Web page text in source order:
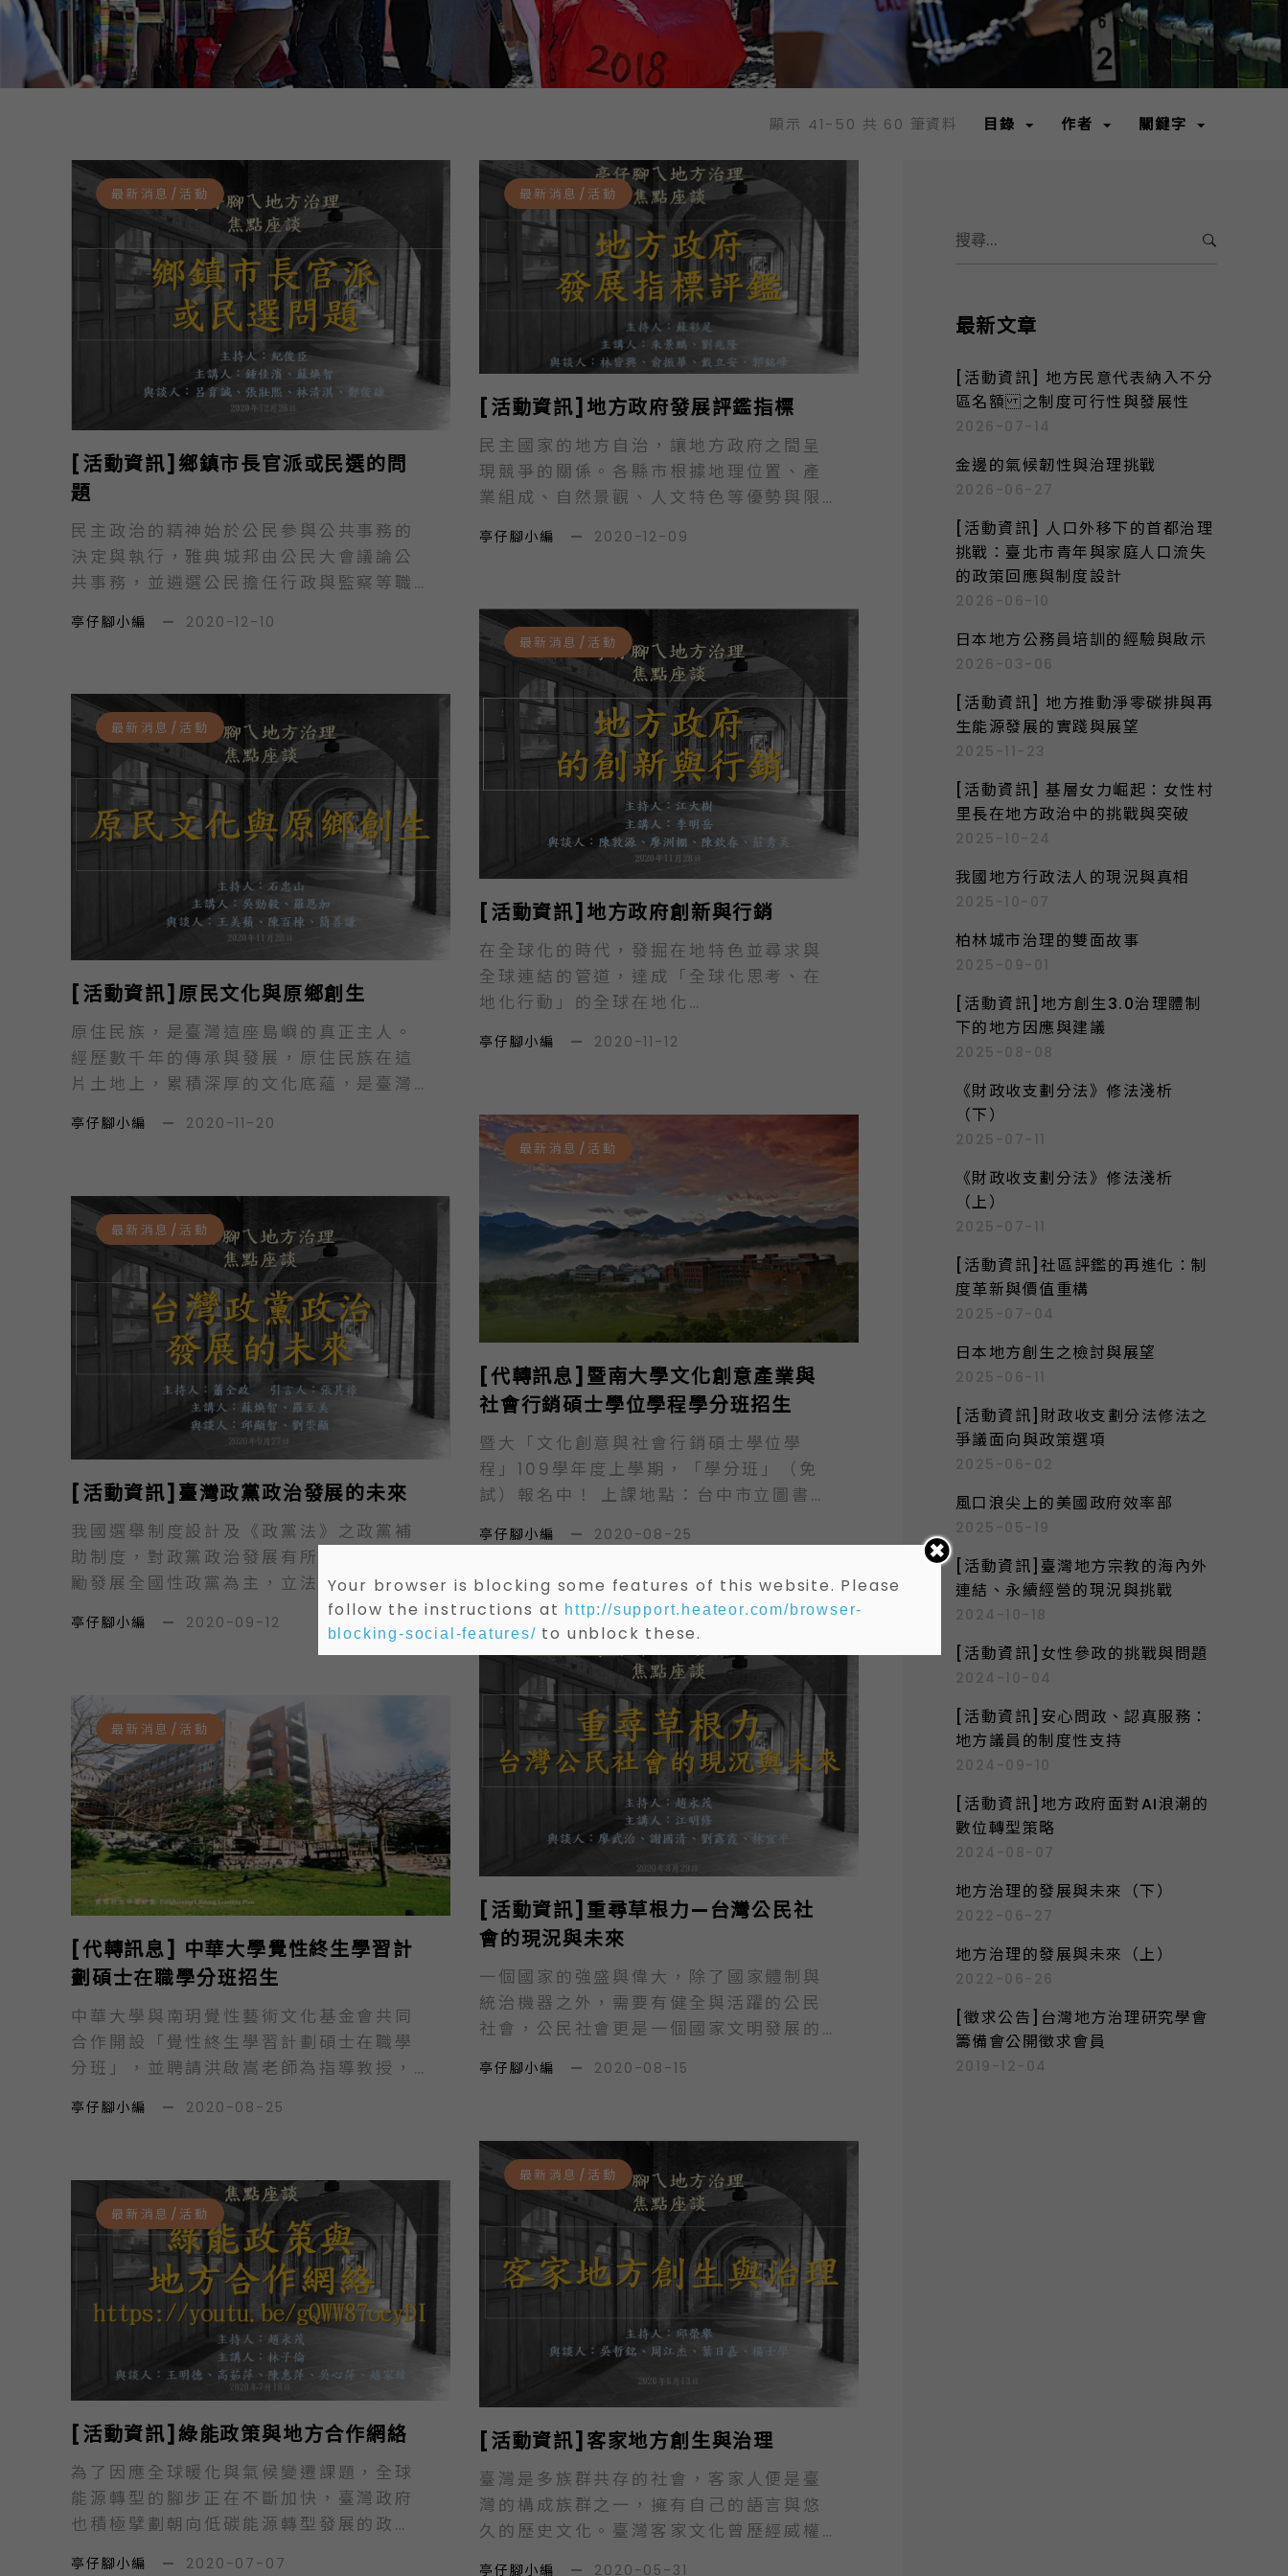
顯示 41-50 共 60 筆資料 目錄 作者 關鍵字
最新消息/活動
[活動資訊]鄉鎮市長官派或民選的問
題
民主政治的精神始於公民參與公共事務的
決定與執行，雅典城邦由公民大會議論公
共事務，並遴選公民擔任行政與監察等職
格蘭地區市鎮議會，公民參與議會討論，
務。誠如美國行政學者威爾遜
（Woodrow…
亭仔腳小編 — 2020-12-10
最新消息/活動
[活動資訊]地方政府發展評鑑指標
民主國家的地方自治，讓地方政府之間呈
現競爭的關係。各縣市根據地理位置、產
業組成、自然景觀、人文特色等優勢與限
公民共同參與及領航引導下，期望為各縣
指標，以檢視各地方政府的治理成效。 近
年，有許多媒體及研究機構定期提出地方
政府的評鑑與排名，成為各縣市政府的重
要大事。雖然，知名評比都是由民間機構
所製作及發佈，並不具備官方規範性的價
值判斷，但是指標與排名涉及科學原理與
實務現況，且影響地方未來發展至鉅，實
有必要對相關評比進行整體的審視與探
統計專家、地方政府官員、民間相關評鑑
發布者一同座談，以審視相關指標的內
容、信度、效度與關聯性，並介紹國外的
評比經驗，以及聽取地方政府官員的看
法，期能提出兼具在地關懷與國際視野的
評比指標，以供政府或相關機構參考。…
亭仔腳小編 — 2020-12-09
最新消息/活動
[活動資訊]原民文化與原鄉創生
原住民族，是臺灣這座島嶼的真正主人。
經歷數千年的傳承與發展，原住民族在這
片土地上，累積深厚的文化底蘊，是臺灣
「原住民族基本法」，行政院依該法核定
的傳統居住地區，並具有原住民族歷史淵
源及文化特色。依據行政院原住民族委員
會的統計，迄2020年9月30日，我國原
住民人口數約為57.5萬，佔全台總人口數
之2.4%，其比例雖然不高，但在各行各業
均有卓越表現，在音樂與體育領域尤其出
創生，希望為地方創造生意、生命與生
機，期望藉由尋找地方DNA、凝聚共識，
以達到人口成長、青年返鄉、發展地方特
不僅助於原鄉的發展，更是使世人能更深
入認識臺灣原民文化內涵的契機。
11/28(六)下午1點半，我們邀請到東華大
學公共行政學系教授石忠山教授主持，花
蓮縣政府文化局吳勁毅局長及政治大學民
族學羅恩加博士前來主講，也邀請到原住
民族委員會王美蘋主任秘書、誠美社會企
一同與談。 時間：2020年11月28日
（六）下午1:30至3:30（1:00開始報到）
地點：臺灣大學社會科學院4樓401教室
主持人：石忠山…
亭仔腳小編 — 2020-11-20
最新消息/活動
[活動資訊]地方政府創新與行銷
在全球化的時代，發掘在地特色並尋求與
全球連結的管道，達成「全球化思考、在
地化行動」的全球在地化
須思考的生存要務之一。地方政府面對各
的資源有限，必須鼓勵地方政府發揮創意
及提出創新作為，各縣市政府也要藉由提
出新的理念、途徑與工具，連結不同部門
一起集思廣益並協力解決棘手問題，進而
創造「產-官-學-研」的連結網絡，作為
地方產業、社會與政策創新的動能。此
外，地方之間的競爭關係已成為常態，地
方政府必須對外宣傳在地政策成果與特
色，也必須與人民進行政策的溝通與行
銷，藉以增加政策的說服力與人民向心
力。 11/28(六)上午10點，我們邀請到暨
南國際大學公共行政學系江大樹副校長主
持，雲林縣政府計畫處李明岳處長前來分
享政府創新及行銷課題，並邀請到政治大
學公共行政學系陳敦源教授、空中大學公
事務學系陳欽春助理教授、桃園市政府文
請學者專家介紹相關學理與外國經驗，並
且由地方官員分享實際案例，以深入探討
時間：2020年11月28日（六）10時至12
時00分（9:30開始報到）地點：臺灣大
學社會科學院4樓401教室主持人：江大
樹…
亭仔腳小編 — 2020-11-12
最新消息/活動
[活動資訊]臺灣政黨政治發展的未來
我國選舉制度設計及《政黨法》之政黨補
助制度，對政黨政治發展有所影響，以鼓
勵發展全國性政黨為主，立法委員的並立
制不利於小黨發展，雖然許多小黨積極投
入立法委員選舉，卻無法在立法院的政黨
席次獲得應有的回報，而現行地方選舉採
為許多小黨可以競逐與發揮的場域。臺灣
民主政治在兩黨競爭下，逐漸成為席次計
算與爭奪的加總式民主，政黨間的理念與
政策主張逐漸模糊，政黨匯集民意與相互
對話的功能也有待努力，必須在選舉功能
之外，尋求政黨政治發展的新契機。 環顧
歐美許多國家的政黨政治發展，不論是英
國早期的輝格與托利，亦或是美國的共和
黨與民主黨，政黨之間是以理念與主張作
為區隔，許多重大引領世界變革的政策，
如大社會計畫與新保守主義，多來自政黨
級議會的政黨政治，呈現多元競爭的發展
狀態，以反應各地方的差異性與特色，並
且中央與地方議會相互連動與相輔相成。
而歐洲許多國家的小黨在地方議會有良好
的變革，他們的經驗值得我們省思及參
考。面對我國政黨政治的發展，不只是選
舉制度與政黨政治關係的思考，更必須觸
及政黨理念政策與人民的關係，此次座談
會希望藉由探討國內外政黨政治發展，為
我國的政黨政治找出新方向。 9/27(日)
上午10點，我們邀請到臺灣大學政治學系
蕭全政老師主持，台灣維新蘇煥智黨主
席、臺北大學公共行政暨政策學系羅至美
教授、邱顯智總召、新竹市議員劉崇顯召
集人一同與會，期能借鑑歐洲小黨政治發
展的經驗，為臺灣的政黨政治尋找不同的
可能。 時間：2020年9月27日（日）10
臺灣大學社會科學院7樓713教室 主持
亭仔腳小編 — 2020-09-12
最新消息/活動
[代轉訊息]暨南大學文化創意產業與
社會行銷碩士學位學程學分班招生
暨大「文化創意與社會行銷碩士學位學
程」109學年度上學期，「學分班」（免
試）報名中！ 上課地點：台中市立圖書館
中圖書館舊址。精武路中興堂旁。）上課
九時。（一學期） 開課課程：大數據與市
場調查分析專題。每週二晚上6點師資：
黃信達教授（科技部「台灣選舉與民主化
調查TEDs」中區負責人）…
亭仔腳小編 — 2020-08-25
最新消息/活動
[代轉訊息] 中華大學覺性終生學習計
劃碩士在職學分班招生
中華大學與南玥覺性藝術文化基金會共同
合作開設「覺性終生學習計劃碩士在職學
分班」，並聘請洪啟嵩老師為指導教授，
為課程主軸，為融合管理、藝術、觀光、
計…
亭仔腳小編 — 2020-08-25
最新消息/活動
[活動資訊]重尋草根力—台灣公民社
會的現況與未來
一個國家的強盛與偉大，除了國家體制與
統治機器之外，需要有健全與活躍的公民
社會，公民社會更是一個國家文明發展的
組成人民團體，這些人民團體依據自主性
自治人民團體的集合體，更是民主政治草
根力、監督力與行動力的來源。 我國在威
權時期對於人民自由權與結社權等多所限
制，難以形成健全與強盛的公民社會，當
時多以民間社會稱之，或將其與反對力量
劃上等號，卻也成為推動臺灣民主化前進
的動力。解嚴至今已三十餘年，我國公民
社會發展日益蓬勃，歷經數波政治改革與
社會運動，我國的公民結社不論數量、類
型、力量與影響力，都有大幅成長並名列
重視並成為協力夥伴。 本次活動期能藉由
回顧我國公民社會的發展歷程，審視我國
公民社會的現況，透過學者研究的觀點及
第一線人員的說明，以及彼此的相互對
亭仔腳小編 — 2020-08-15
最新消息/活動
[活動資訊]綠能政策與地方合作網絡
為了因應全球暖化與氣候變遷課題，全球
能源轉型的腳步正在不斷加快，臺灣政府
也積極擘劃朝向低碳能源轉型發展的政
亭仔腳小編 — 2020-07-07
最新消息/活動
[活動資訊]客家地方創生與治理
臺灣是多族群共存的社會，客家人便是臺
灣的構成族群之一，擁有自己的語言與悠
久的歷史文化。臺灣客家文化曾歷經威權
亭仔腳小編 — 2020-05-31
S
e
c
f
o
r
:
最新文章
[活動資訊] 地方民意代表納入不分
區名額 之制度可行性與發展性
2026-07-14
金邊的氣候韌性與治理挑戰
2026-06-27
[活動資訊] 人口外移下的首都治理
挑戰：臺北市青年與家庭人口流失
的政策回應與制度設計
2026-06-10
日本地方公務員培訓的經驗與啟示
2026-03-06
[活動資訊] 地方推動淨零碳排與再
生能源發展的實踐與展望
2025-11-23
[活動資訊] 基層女力崛起：女性村
里長在地方政治中的挑戰與突破
2025-10-24
我國地方行政法人的現況與真相
2025-10-07
柏林城市治理的雙面故事
2025-09-01
[活動資訊]地方創生3.0治理體制
下的地方因應與建議
2025-08-08
《財政收支劃分法》修法淺析
（下）
2025-07-11
《財政收支劃分法》修法淺析
（上）
2025-07-11
[活動資訊]社區評鑑的再進化：制
度革新與價值重構
2025-07-04
日本地方創生之檢討與展望
2025-06-11
[活動資訊]財政收支劃分法修法之
爭議面向與政策選項
2025-06-02
風口浪尖上的美國政府效率部
2025-05-19
[活動資訊]臺灣地方宗教的海內外
連結、永續經營的現況與挑戰
2024-10-18
[活動資訊]女性參政的挑戰與問題
2024-10-04
[活動資訊]安心問政、認真服務：
地方議員的制度性支持
2024-09-10
[活動資訊]地方政府面對AI浪潮的
數位轉型策略
2024-08-07
地方治理的發展與未來（下）
2022-06-27
地方治理的發展與未來（上）
2022-06-26
[徵求公告]台灣地方治理研究學會
籌備會公開徵求會員
2019-12-04
Your browser is blocking some features of this website. Please
follow the instructions at http://support.heateor.com/browser-
blocking-social-features/ to unblock these.